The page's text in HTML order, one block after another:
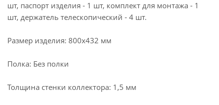
шт, паспорт изделия - 1 шт, комплект для монтажа - 1
шт, держатель телескопический - 4 шт.
Размер изделия: 800х432 мм
Полка: Без полки
Толщина стенки коллектора: 1,5 мм